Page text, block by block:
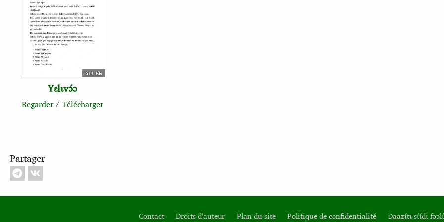
611 KB
Yɛlɩvɔ́ɔ
Regarder/Télécharger
Partager
Contact Droits d'auteur Plan du site Politique de confidentialité Ɖaazɩ́tɩ sɩ́ɩ́dɩ